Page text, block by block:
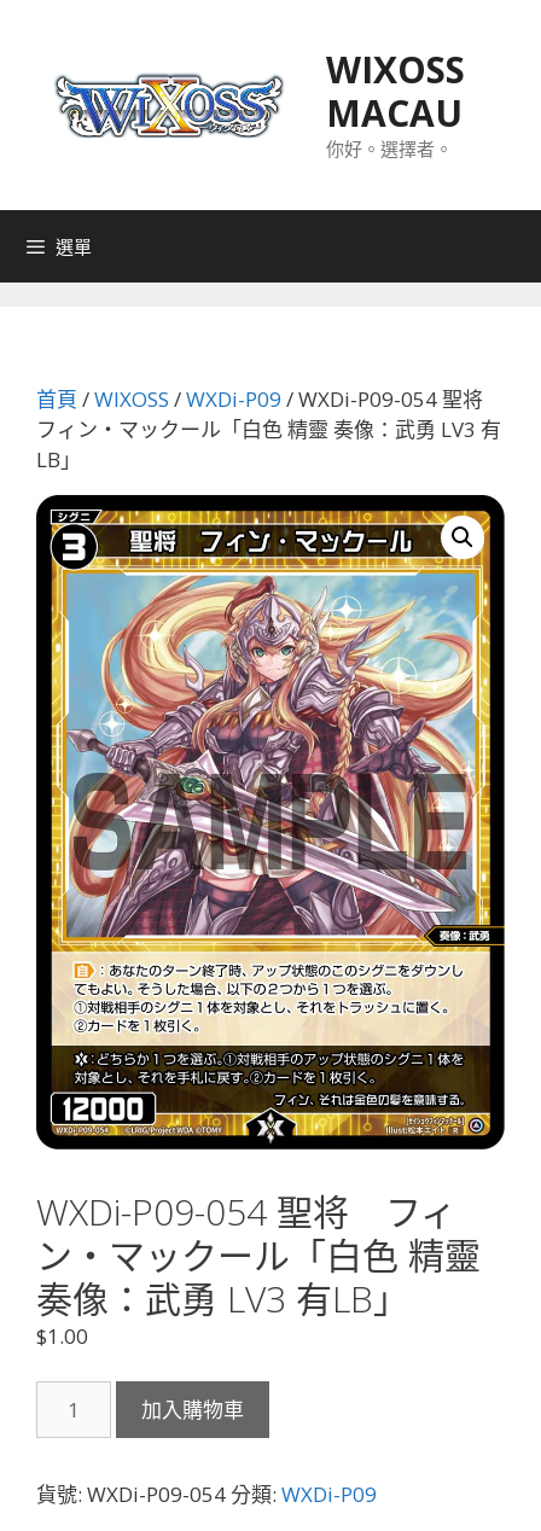
WIXOSS
MACAU
你好。選擇者。
選單
首頁 /WIXOSS /WXDi-P09 / WXDi-P09-054 聖将
フィン・マックール「白色 精靈 奏像：武勇 LV3 有
LB」
WXDi-P09-054 聖将 フィ
ン・マックール「白色 精靈
奏像：武勇 LV3 有LB」
$1.00
P09-
聖
加入購物車
貨號: WXDi-P09-054分類: WXDi-P09